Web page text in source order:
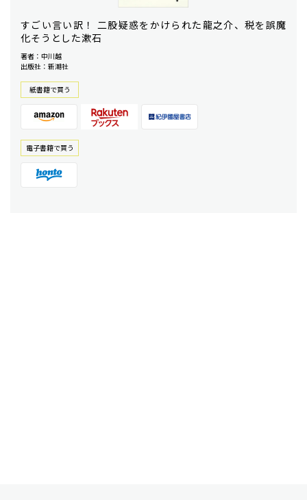
すごい言い訳！ 二股疑惑をかけられた龍之介、税を誤魔
化そうとした漱石
著者：中川越
出版社：新潮社
紙書籍で買う
電⼦書籍で買う